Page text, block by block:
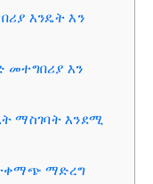
እንዴት እን
መተግበሪያ እን
ማስገባት እንደሚ
ተቀማጭ ማድረግ